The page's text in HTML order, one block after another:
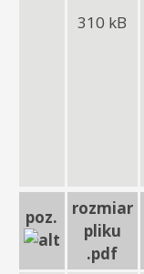
310 kB
poz.
rozmiar
pliku
.pdf